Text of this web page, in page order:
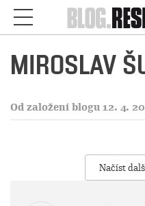
MIROSLAV
Od založení blogu 12. 4.
Načíst